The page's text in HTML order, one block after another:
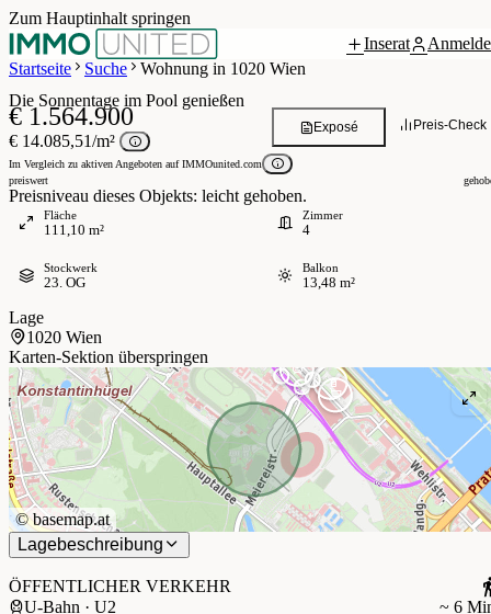
Zum Hauptinhalt springen
Inserat
Startseite
Suche Wohnung in 1020 Wien
/ 30Grundriss
Die Sonnentage im Pool genießen
€ 1.564.900
€ 14.085,51/m²
Im Vergleich zu aktiven Angeboten auf IMMOunited.com
preiswert
Preisniveau dieses Objekts: leicht gehoben.
Preis-Check
Exposé
Fläche
111,10 m²
Zimmer
4
Stockwerk
23. OG
Balkon
13,48 m²
Lage
1020 Wien
Karten-Sektion überspringen
©basemap.at
Lagebeschreibung
ÖFFENTLICHER VERKEHR
U-Bahn · U2
~ 6